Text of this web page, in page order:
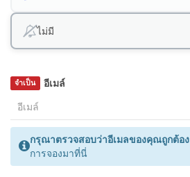
ไม่มี
อีเมล์
จำเป็น
กรุณาตรวจสอบว่าอีเมลของคุณถูกต้อง
การจองมาที่นี่